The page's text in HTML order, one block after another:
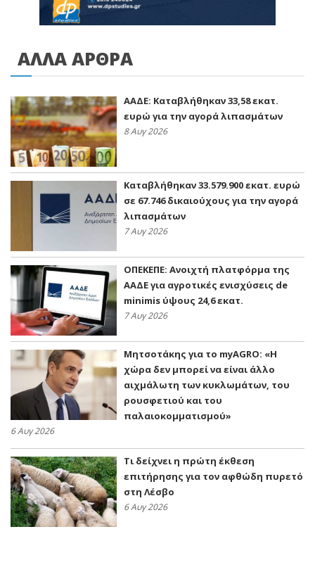
ΑΛΛΑ ΑΡΘΡΑ
ΑΑΔΕ: Kαταβλήθηκαν 33,58 εκατ.
ευρώ για την αγορά λιπασμάτων
8 Αυγ 2026
Καταβλήθηκαν 33.579.900 εκατ. ευρώ
σε 67.746 δικαιούχους για την αγορά
λιπασμάτων
7 Αυγ 2026
ΟΠΕΚΕΠΕ: Ανοιχτή πλατφόρμα της
ΑΑΔΕ για αγροτικές ενισχύσεις de
minimis ύψους 24,6 εκατ.
7 Αυγ 2026
Μητσοτάκης για το myAGRO: «Η
χώρα δεν μπορεί να είναι άλλο
αιχμάλωτη των κυκλωμάτων, του
ρουσφετιού και του
παλαιοκομματισμού»
6 Αυγ 2026
Τι δείχνει η πρώτη έκθεση
επιτήρησης για τον αφθώδη πυρετό
στη Λέσβο
6 Αυγ 2026